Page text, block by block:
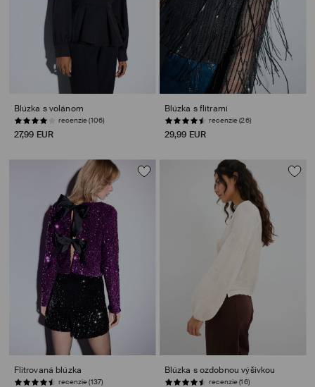
Blúzka s volánom
recenzie (106)
27,99 EUR
Blúzka s flitrami
recenzie (26)
29,99 EUR
Flitrovaná blúzka
recenzie (137)
Blúzka s ozdobnou výšivkou
recenzie (16)